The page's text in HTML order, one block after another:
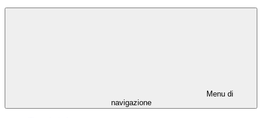
Menu di
navigazione